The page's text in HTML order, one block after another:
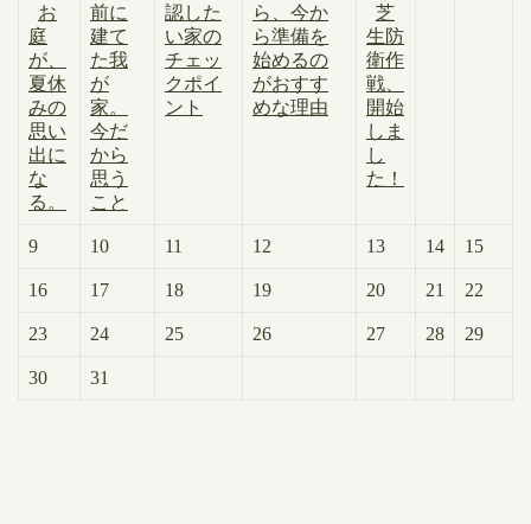
お
庭
が、
夏休
みの
思い
出に
な
る。
前に
建て
た我
が
家。
今だ
から
思う
こと
認した
い家の
チェッ
クポイ
ント
ら、今か
ら準備を
始めるの
がおすす
めな理由
芝
生防
衛作
戦、
開始
しま
し
た！
9 10 11 12 13 14 15
16 17 18 19 20 21 22
23 24 25 26 27 28 29
30 31